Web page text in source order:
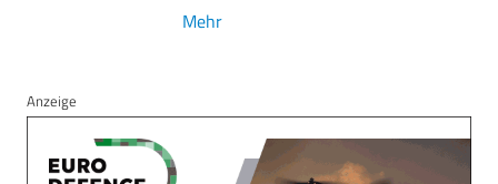
Mehr
Anzeige